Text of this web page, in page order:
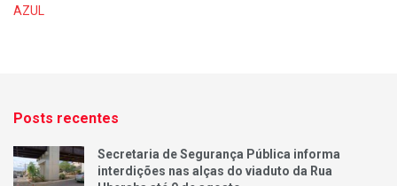
AZUL
Posts recentes
Secretaria de Segurança Pública informa
interdições nas alças do viaduto da Rua